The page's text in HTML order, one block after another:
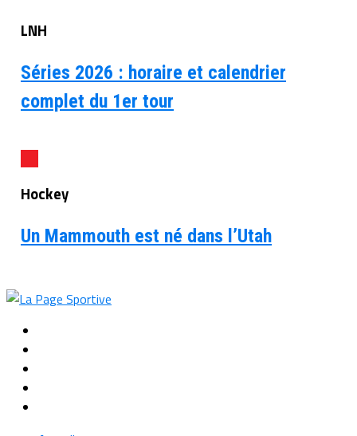
LNH
Séries 2026 : horaire et calendrier
complet du 1er tour
Hockey
Un Mammouth est né dans l’Utah